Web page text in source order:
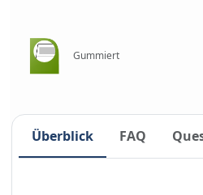
Gummiert
Überblick FAQ